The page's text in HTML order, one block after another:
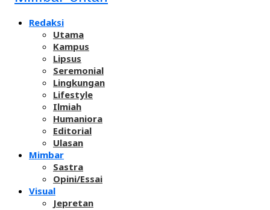
Redaksi
Utama
Kampus
Lipsus
Seremonial
Lingkungan
Lifestyle
Ilmiah
Humaniora
Editorial
Ulasan
Mimbar
Sastra
Opini/Essai
Visual
Jepretan